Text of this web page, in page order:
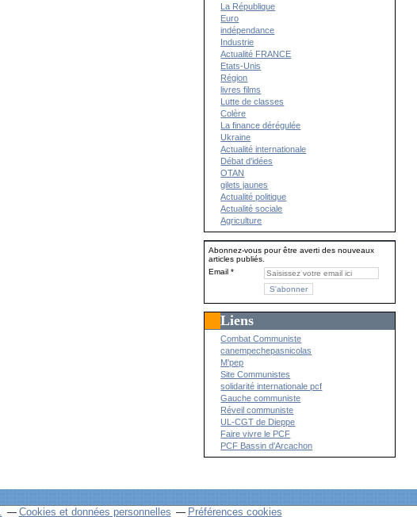
La République
Euro
indépendance
Industrie
Actualité FRANCE
Etats-Unis
Région
livres films
Lutte de classes
Colère
La finance dérégulée
Ukraine
Actualité internationale
Débat d'idées
OTAN
gilets jaunes
Actualité politique
Actualité sociale
Agriculture
Abonnez-vous pour être averti des nouveaux
articles publiés.
Email
Liens
Combat Communiste
canempechepasnicolas
M'pep
Site Communistes
solidarité internationale pcf
Gauche communiste
Réveil communiste
UL-CGT de Dieppe
Faire vivre le PCF
PCF Bassin d'Arcachon
Cookies et données personnelles Préférences cookies